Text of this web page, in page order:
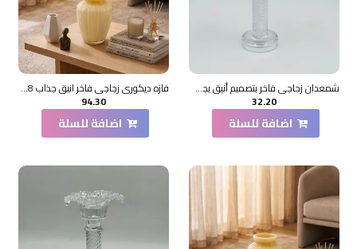
شمعدان زجاجي فاخر بتصميم أنيق يجمع بين الطابع الكلاسيكي واللمسات العصرية20×11×11سم
32.20
اضافة للسلة
فازه ديكوري زجاجي فاخر انيق جذاب 28×12×12سم
94.30
اضافة للسلة